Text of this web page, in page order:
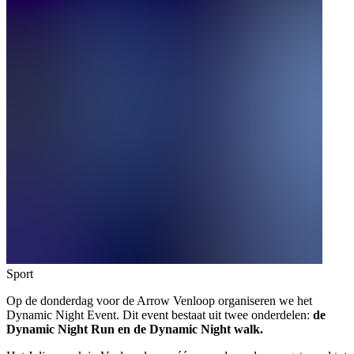
Sport
Op de donderdag voor de Arrow Venloop organiseren we het
Dynamic Night Event. Dit event bestaat uit twee onderdelen: de
Dynamic Night Run en de Dynamic Night walk.